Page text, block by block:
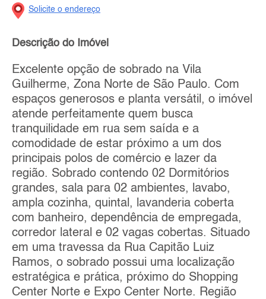
Solicite o endereço
Descrição do Imóvel
Excelente opção de sobrado na Vila
Guilherme, Zona Norte de São Paulo. Com
espaços generosos e planta versátil, o imóvel
atende perfeitamente quem busca
tranquilidade em rua sem saída e a
comodidade de estar próximo a um dos
principais polos de comércio e lazer da
região. Sobrado contendo 02 Dormitórios
grandes, sala para 02 ambientes, lavabo,
ampla cozinha, quintal, lavanderia coberta
com banheiro, dependência de empregada,
corredor lateral e 02 vagas cobertas. Situado
em uma travessa da Rua Capitão Luiz
Ramos, o sobrado possui uma localização
estratégica e prática, próximo do Shopping
Center Norte e Expo Center Norte. Região